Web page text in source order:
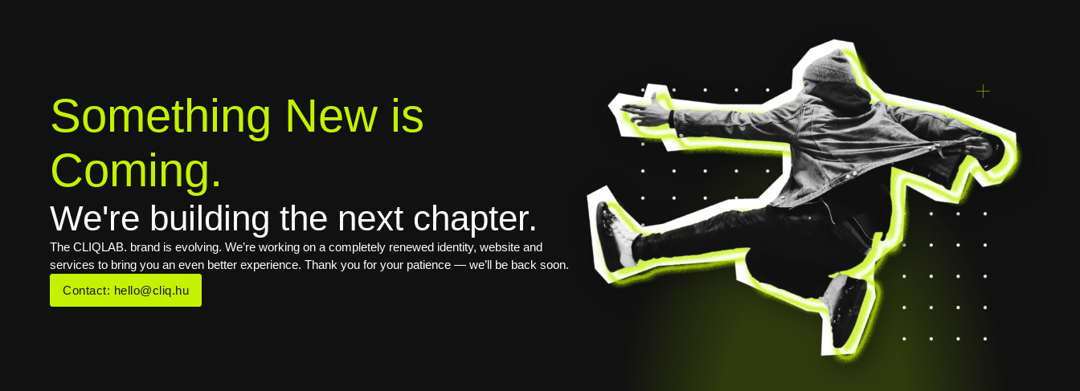
Something New is
Coming.
We're building the next chapter.
The CLIQLAB. brand is evolving. We’re working on a completely renewed identity, website and
services to bring you an even better experience. Thank you for your patience — we’ll be back soon.
Contact: hello@cliq.hu